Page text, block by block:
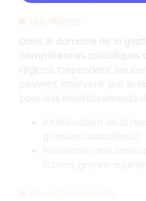
Les régions
Dans le domaine de la